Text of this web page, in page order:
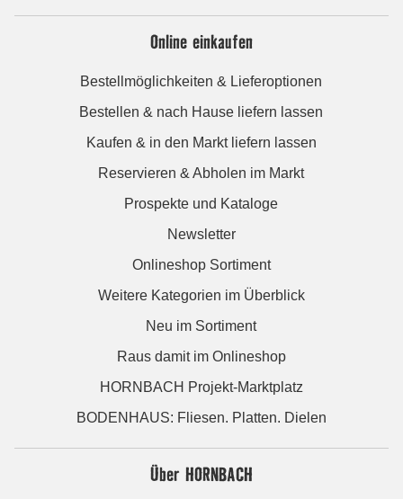
Online einkaufen
Bestellmöglichkeiten & Lieferoptionen
Bestellen & nach Hause liefern lassen
Kaufen & in den Markt liefern lassen
Reservieren & Abholen im Markt
Prospekte und Kataloge
Newsletter
Onlineshop Sortiment
Weitere Kategorien im Überblick
Neu im Sortiment
Raus damit im Onlineshop
HORNBACH Projekt-Marktplatz
BODENHAUS: Fliesen. Platten. Dielen
Über HORNBACH